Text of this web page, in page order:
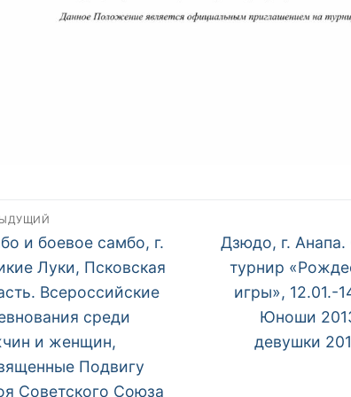
и боевое самбо, г.
Луки, Псковская
Всероссийские
среди
и женщин,
Подвигу
Советского Союза
Следующий
пост:
Дзюдо, г.
турнир
игры», 12.01.-
Юноши
девушки